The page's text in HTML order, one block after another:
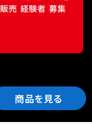
商品を見る